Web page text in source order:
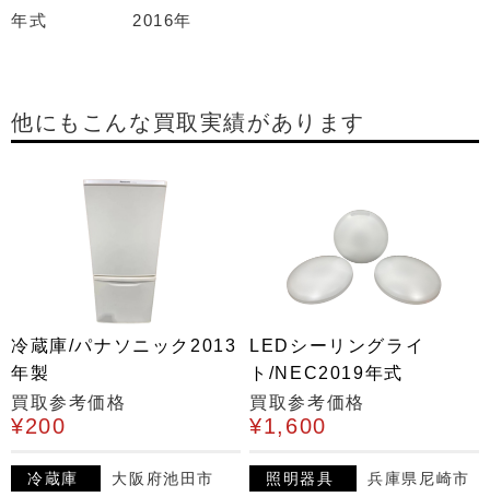
年式
2016年
他にもこんな買取実績があります
冷蔵庫/パナソニック2013
年製
買取参考価格
¥200
冷蔵庫 大阪府池田市
LEDシーリングライ
ト/NEC2019年式
買取参考価格
¥1,600
照明器具 兵庫県尼崎市